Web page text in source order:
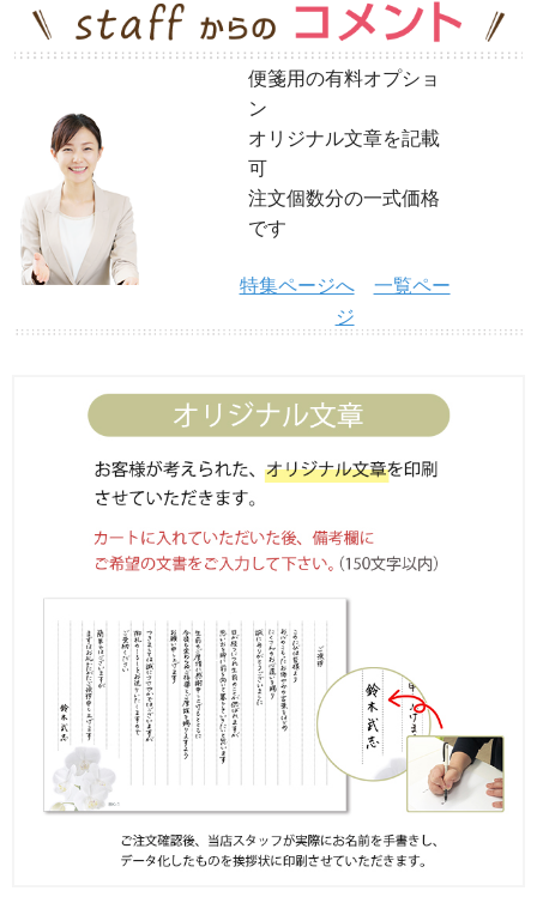
便箋用の有料オプショ
ン
オリジナル文章を記載
可
注文個数分の一式価格
です
特集ページへ
一覧ペー
ジ